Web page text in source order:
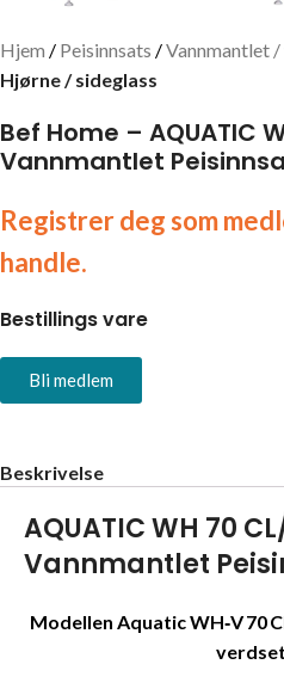
Hjem Peisinnsats
Vannmantlet /
Hjørne / sideglass
Bef Home – AQUATIC
Vannmantlet
Registrer deg som
handle.
Bestillings vare
Bli medlem
Beskrivelse
AQUATIC WH 70
Vannmantlet
Modellen Aquatic WH‑V 70